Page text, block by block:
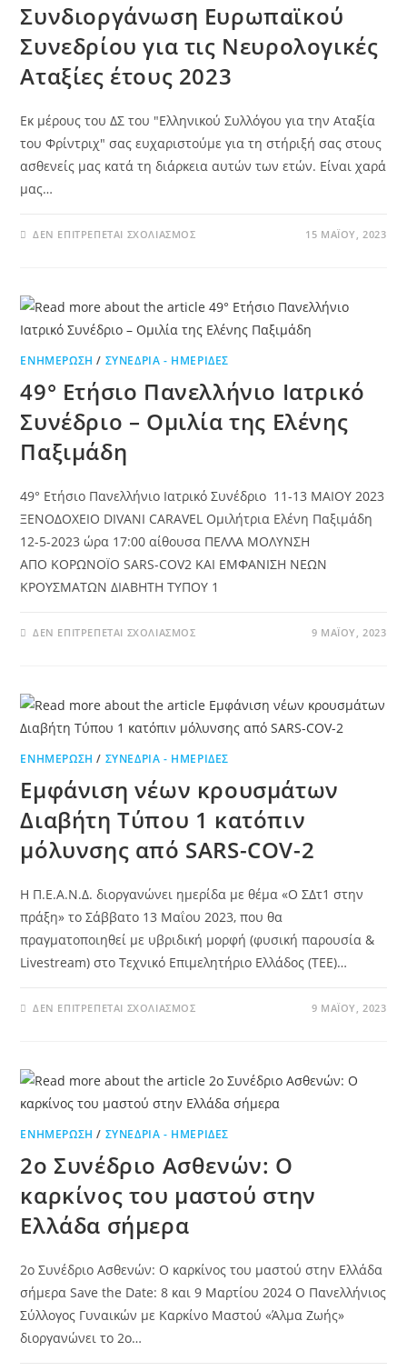
Συνδιοργάνωση Ευρωπαϊκού
Συνεδρίου για τις Νευρολογικές
Αταξίες έτους 2023
Εκ μέρους του ΔΣ του "Ελληνικού Συλλόγου για την Αταξία
του Φρίντριχ" σας ευχαριστούμε για τη στήριξή σας στους
ασθενείς μας κατά τη διάρκεια αυτών των ετών. Είναι χαρά
μας…
ΔΕΝ ΕΠΙΤΡΈΠΕΤΑΙ ΣΧΟΛΙΑΣΜΌΣ 15 ΜΑΪ́ΟΥ, 2023
ΕΝΗΜΈΡΩΣΗ / ΣΥΝΈΔΡΙΑ - ΗΜΕΡΊΔΕΣ
49° Ετήσιο Πανελλήνιο Ιατρικό
Συνέδριο – Ομιλία της Ελένης
Παξιμάδη
49° Ετήσιο Πανελλήνιο Ιατρικό Συνέδριο 11-13 ΜΑΙΟΥ 2023
ΞΕΝΟΔΟΧΕΙΟ DIVANI CARAVEL Ομιλήτρια Ελένη Παξιμάδη
12-5-2023 ώρα 17:00 αίθουσα ΠΕΛΛΑ ΜΟΛΥΝΣΗ
ΑΠΟ ΚΟΡΩΝΟЇΟ SARS-COV2 ΚΑΙ ΕΜΦΑΝΙΣΗ ΝΕΩΝ
ΚΡΟΥΣΜΑΤΩΝ ΔΙΑΒΗΤΗ ΤΥΠΟΥ 1
ΔΕΝ ΕΠΙΤΡΈΠΕΤΑΙ ΣΧΟΛΙΑΣΜΌΣ 9 ΜΑΪ́ΟΥ, 2023
ΕΝΗΜΈΡΩΣΗ / ΣΥΝΈΔΡΙΑ - ΗΜΕΡΊΔΕΣ
Εμφάνιση νέων κρουσμάτων
Διαβήτη Τύπου 1 κατόπιν
μόλυνσης από SARS-COV-2
Η Π.Ε.Α.Ν.Δ. διοργανώνει ημερίδα με θέμα «Ο ΣΔτ1 στην
πράξη» το Σάββατο 13 Μαΐου 2023, που θα
πραγματοποιηθεί με υβριδική μορφή (φυσική παρουσία &
Livestream) στο Τεχνικό Επιμελητήριο Ελλάδος (ΤΕΕ)…
ΔΕΝ ΕΠΙΤΡΈΠΕΤΑΙ ΣΧΟΛΙΑΣΜΌΣ 9 ΜΑΪ́ΟΥ, 2023
ΕΝΗΜΈΡΩΣΗ / ΣΥΝΈΔΡΙΑ - ΗΜΕΡΊΔΕΣ
2ο Συνέδριο Ασθενών: Ο
καρκίνος του μαστού στην
Ελλάδα σήμερα
2ο Συνέδριο Ασθενών: Ο καρκίνος του μαστού στην Ελλάδα
σήμερα Save the Date: 8 και 9 Μαρτίου 2024 O Πανελλήνιος
Σύλλογος Γυναικών με Καρκίνο Μαστού «Άλμα Ζωής»
διοργανώνει το 2ο…